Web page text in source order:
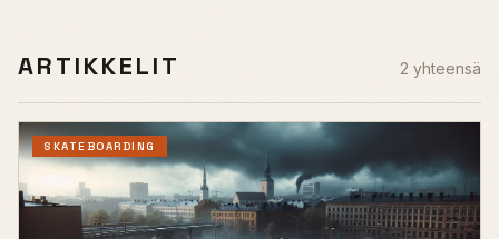
ARTIKKELIT 2 yhteensä
SKATEBOARDING